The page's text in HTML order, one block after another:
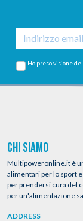
Ho preso visione
CHI SIAMO
Multipoweronline.it è
alimentari per lo sport
per prendersi cura del
per un'alimentazione
ADDRESS